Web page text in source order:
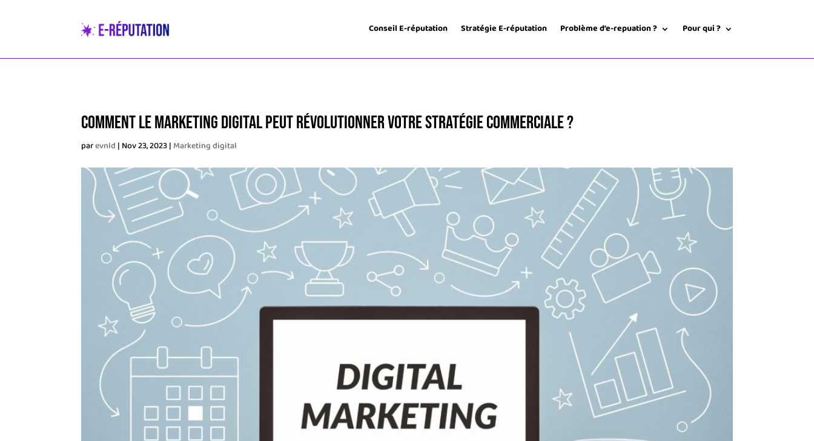
Conseil E-réputation Stratégie E-réputation Problème d’e-repuation ? Pour qui ?
Comment le marketing digital peut révolutionner votre stratégie commerciale ?
parevnld | Nov 23, 2023| Marketing digital